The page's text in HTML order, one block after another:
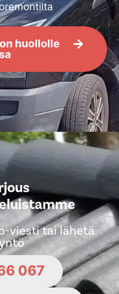
huollolle
viesti tai lähetä
067